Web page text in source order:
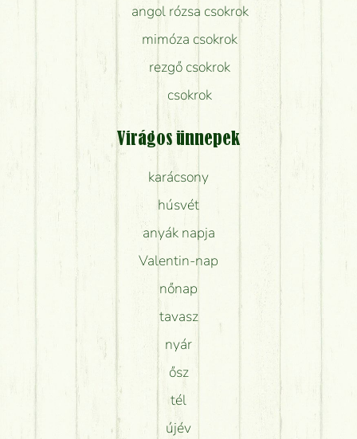
angol rózsa csokrok
mimóza csokrok
rezgő csokrok
csokrok
Virágos ünnepek
karácsony
húsvét
anyák napja
Valentin-nap
nőnap
tavasz
nyár
ősz
tél
újév